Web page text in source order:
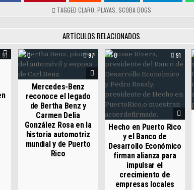
TAGGED CLARO PLAYAS SCOBA DOGS
ARTÍCULOS RELACIONADOS
91 0 97
Mercedes-Benz
reconoce el legado
de Bertha Benz y
Carmen Delia
González Rosa en la
historia automotriz
mundial y de Puerto
Rico
0 91
Hecho en Puerto Rico
y el Banco de
Desarrollo Económico
firman alianza para
impulsar el
crecimiento de
empresas locales